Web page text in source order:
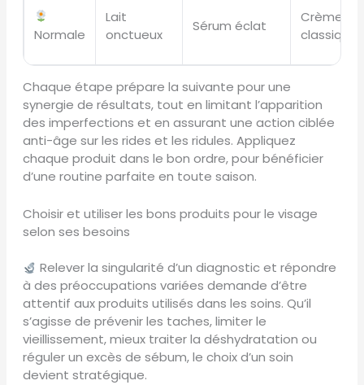
Normale
Lait
onctueux
Sérum éclat
Crème
classique
Chaque étape prépare la suivante pour une
synergie de résultats, tout en limitant l’apparition
des imperfections et en assurant une action ciblée
anti-âge sur les rides et les ridules. Appliquez
chaque produit dans le bon ordre, pour bénéficier
d’une routine parfaite en toute saison.
Choisir et utiliser les bons produits pour le visage
selon ses besoins
Relever la singularité d’un diagnostic et répondre
à des préoccupations variées demande d’être
attentif aux produits utilisés dans les soins. Qu’il
s’agisse de prévenir les taches, limiter le
vieillissement, mieux traiter la déshydratation ou
réguler un excès de sébum, le choix d’un soin
devient stratégique.